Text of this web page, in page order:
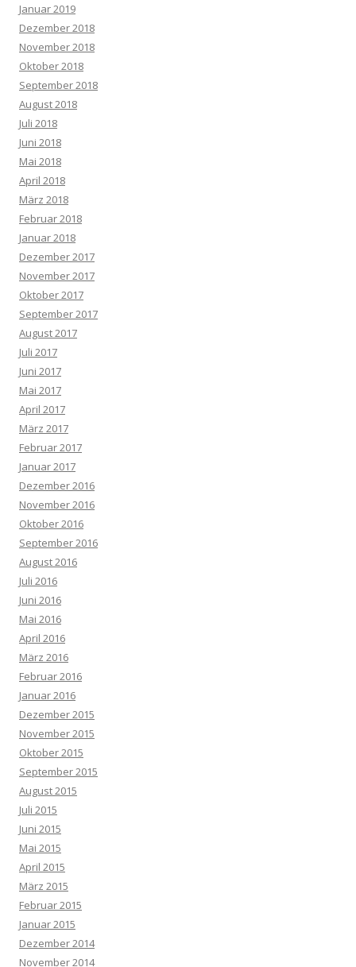
Januar 2019
Dezember 2018
November 2018
Oktober 2018
September 2018
August 2018
Juli 2018
Juni 2018
Mai 2018
April 2018
März 2018
Februar 2018
Januar 2018
Dezember 2017
November 2017
Oktober 2017
September 2017
August 2017
Juli 2017
Juni 2017
Mai 2017
April 2017
März 2017
Februar 2017
Januar 2017
Dezember 2016
November 2016
Oktober 2016
September 2016
August 2016
Juli 2016
Juni 2016
Mai 2016
April 2016
März 2016
Februar 2016
Januar 2016
Dezember 2015
November 2015
Oktober 2015
September 2015
August 2015
Juli 2015
Juni 2015
Mai 2015
April 2015
März 2015
Februar 2015
Januar 2015
Dezember 2014
November 2014